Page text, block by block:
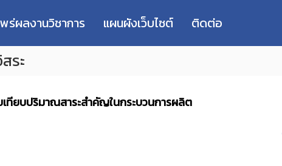
ร่ผลงานวิชาการ แผนผังเว็บไซต์ ติดต่อ
ระ
ทียบปริมาณสาระสำคัญในกระบวนการผลิต